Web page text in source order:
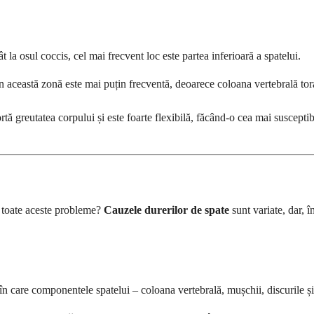
osul coccis, cel mai frecvent loc este partea inferioară a spatelui.
această zonă este mai puțin frecventă, deoarece coloana vertebrală
greutatea corpului și este foarte flexibilă, făcând-o cea mai
aceste probleme? Cauzele durerilor de spate sunt variate, dar,
componentele spatelui – coloana vertebrală, mușchii, discurile